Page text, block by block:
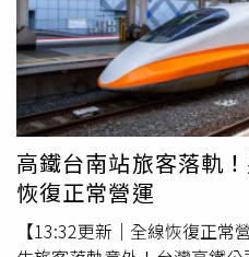
占用，影響疏運效率及其他
法，是要鼓勵旅客儘早確認
出給真正有需求的旅客，減
得以在起飛前充分利用，確
會。考量政策宣導期及相關
配合勞動節連續假期管制航線
效，並自勞動節連假起正式實
強宣導及資訊揭露，亦提醒民
以維護自身權益。此外，此
高鐵台南站旅客落軌
恢復正常營運
【13:32更新｜全線恢復正